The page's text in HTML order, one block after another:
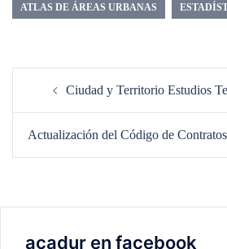
ATLAS DE ÁREAS URBANAS
entradas
Ciudad y Territorio Estudios
Actualización del Código de
acadur en facebook